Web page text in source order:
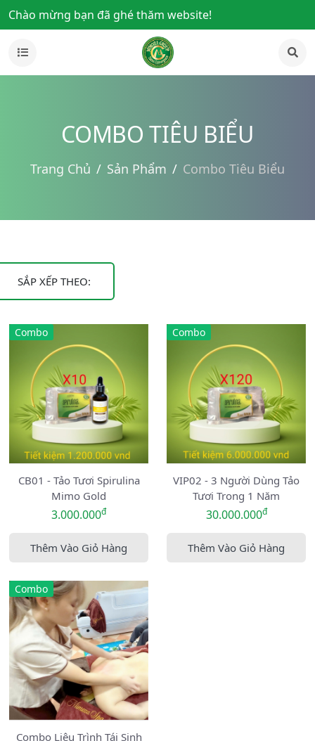
Chào mừng bạn đã ghé thăm website!
COMBO TIÊU BIỂU
Trang Chủ Sản Phẩm Combo Tiêu Biểu
SẮP XẾP THEO:
Combo
CB01 - Tảo Tươi Spirulina
Mimo Gold
3.000.000đ
Thêm Vào Giỏ Hàng
Combo
VIP02 - 3 Người Dùng Tảo
Tươi Trong 1 Năm
30.000.000đ
Thêm Vào Giỏ Hàng
Combo
Combo Liệu Trình Tái Sinh